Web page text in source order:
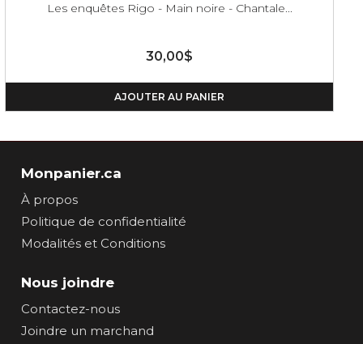
Les enquêtes Rigo - Main noire - Chantale...
30,00$
AJOUTER AU PANIER
Monpanier.ca
À propos
Politique de confidentialité
Modalités et Conditions
Nous joindre
Contactez-nous
Joindre un marchand